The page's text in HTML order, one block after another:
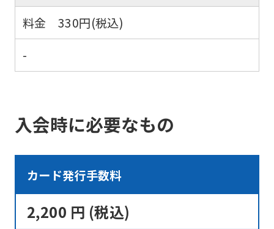
料金 330円(税込)
-
入会時に必要なもの
カード発行手数料
2,200 円 (税込)
of
website
be
translated
mechanically,
it